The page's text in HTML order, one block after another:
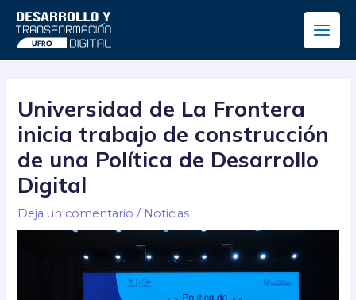
contenido
Main
Menu
Universidad de La Frontera
inicia trabajo de construcción
de una Política de Desarrollo
Digital
Deja un comentario / Noticias
entradas